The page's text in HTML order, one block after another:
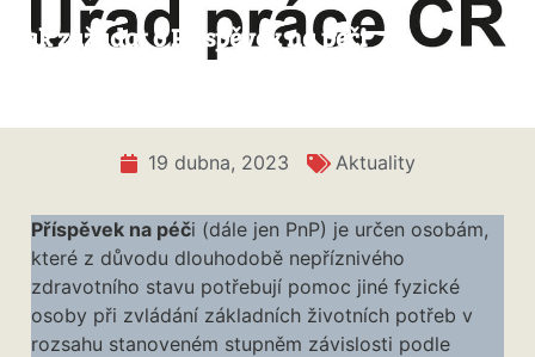
Jak zažádat o Příspěvek na péči
19 dubna, 2023 Aktuality
Příspěvek na péči (dále jen PnP) je určen osobám,
které z důvodu dlouhodobě nepříznivého
zdravotního stavu potřebují pomoc jiné fyzické
osoby při zvládání základních životních potřeb v
rozsahu stanoveném stupněm závislosti podle